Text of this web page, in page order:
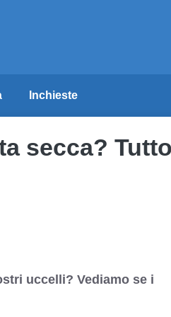
Inchieste
secca? Tutto
uccelli? Vediamo se i